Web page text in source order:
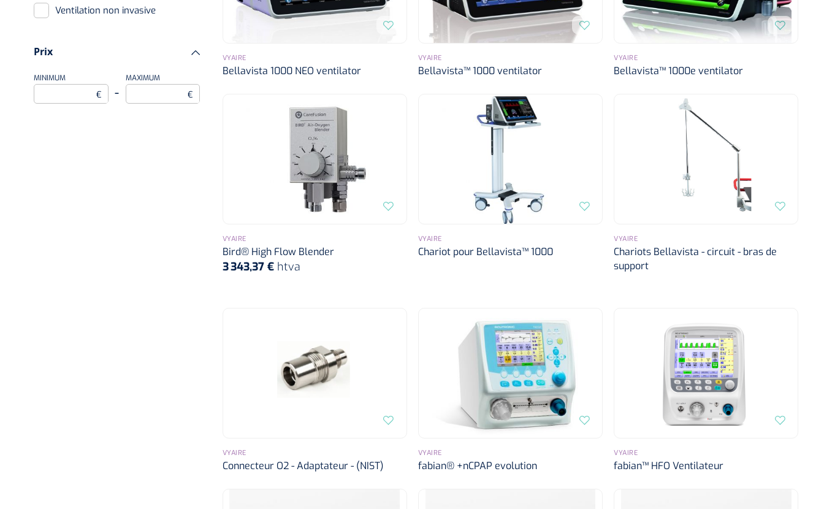
Ventilation non invasive
Prix
MINIMUM
€ –
MAXIMUM
€
VYAIRE
Bellavista 1000 NEO ventilator
VYAIRE
Bellavista™ 1000 ventilator
VYAIRE
Bellavista™ 1000e ventilator
VYAIRE
Bird® High Flow Blender
3 343,37 € htva
VYAIRE
Chariot pour Bellavista™ 1000
VYAIRE
Chariots Bellavista - circuit - bras de
support
VYAIRE
Connecteur O2 - Adaptateur - (NIST)
VYAIRE
fabian® +nCPAP evolution
VYAIRE
fabian™ HFO Ventilateur